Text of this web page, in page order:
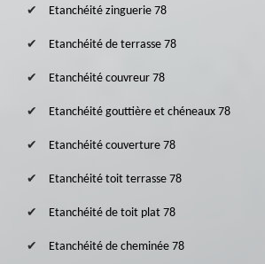
Etanchéité zinguerie 78
Etanchéité de terrasse 78
Etanchéité couvreur 78
Etanchéité gouttière et chéneaux 78
Etanchéité couverture 78
Etanchéité toit terrasse 78
Etanchéité de toit plat 78
Etanchéité de cheminée 78